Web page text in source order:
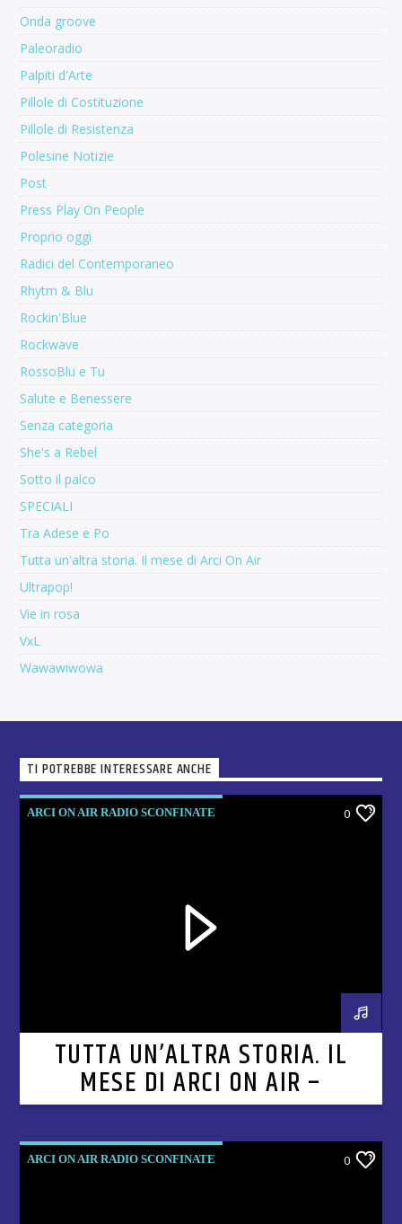
Onda groove
Paleoradio
Palpiti d'Arte
Pillole di Costituzione
Pillole di Resistenza
Polesine Notizie
Post
Press Play On People
Proprio oggi
Radici del Contemporaneo
Rhytm & Blu
Rockin'Blue
Rockwave
RossoBlu e Tu
Salute e Benessere
Senza categoria
She's a Rebel
Sotto il palco
SPECIALI
Tra Adese e Po
Tutta un'altra storia. Il mese di Arci On Air
Ultrapop!
Vie in rosa
VxL
Wawawiwowa
TI POTREBBE INTERESSARE ANCHE
ARCI ON AIR RADIO SCONFINATE 0
TUTTA UN’ALTRA STORIA. IL
MESE DI ARCI ON AIR –
PUNTATA 9
ARCI ON AIR RADIO SCONFINATE 0